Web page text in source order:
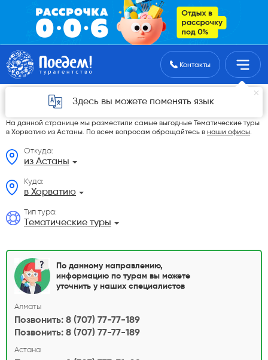
Поиск туровКонтакты
Здесь вы можете поменять язык
Тематические туры в Хорватию из Астаны в
2026 году
На данной странице мы разместили самые выгодные Тематические туры
в Хорватию из Астаны. По всем вопросам обращайтесь в наши офисы.
Откуда:
из Астаны
Куда:
в Хорватию
Тип тура:
Тематические туры
По данному направлению,
информацию по турам вы можете
уточнить у наших специалистов
Алматы
Позвонить: 8 (707) 77-77-189
Позвонить: 8 (707) 77-77-189
Астана